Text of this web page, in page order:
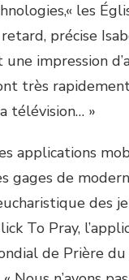
les
précise
impression
très
télévision… »
applications
gages de
des
To Pray,
de Prière